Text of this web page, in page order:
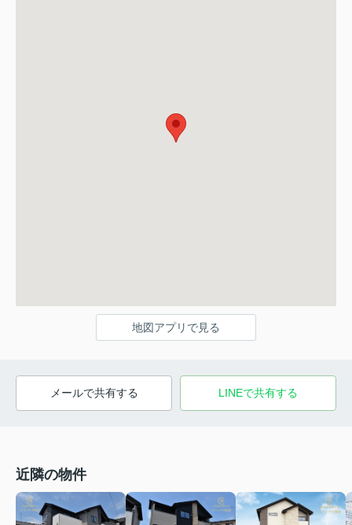
地図アプリで見る
メールで共有する LINEで共有する
近隣の物件